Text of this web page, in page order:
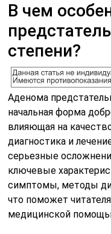
В чем
степени?
Аденома
начальная форма
влияющая на
диагностика и
серьезные
ключевые
симптомы, методы
что поможет
медицинской